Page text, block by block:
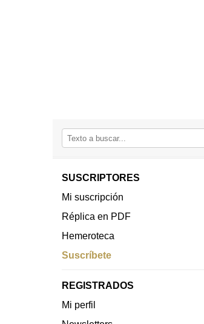
SUSCRIPTORES
Mi suscripción
Réplica en PDF
Hemeroteca
Suscríbete
REGISTRADOS
Mi perfil